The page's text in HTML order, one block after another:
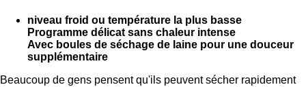
niveau froid ou température la plus basse
Programme délicat sans chaleur intense
Avec boules de séchage de laine pour une douceur
supplémentaire
Beaucoup de gens pensent qu'ils peuvent sécher rapidement